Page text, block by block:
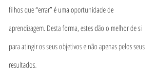
filhos que “errar” é uma oportunidade de
aprendizagem. Desta forma, estes dão o melhor de si
para atingir os seus objetivos e não apenas pelos seus
resultados.